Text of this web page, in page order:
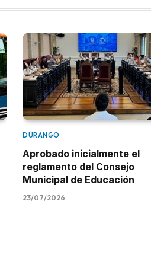
DURANGO
Aprobado inicialmente el
reglamento del Consejo
Municipal de Educación
23/07/2026